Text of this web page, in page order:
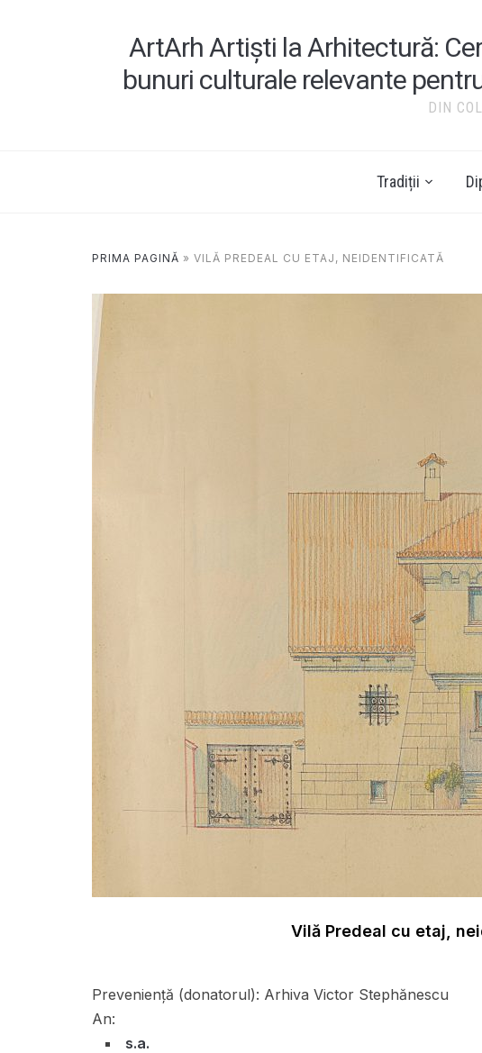
ArtArh Artiști la Arhitectură:
bunuri culturale relevante
DIN
Tradiții
PRIMA PAGINĂ » VILĂ PREDEAL CU ETAJ, NEIDENTIFICATĂ
Vilă Predeal cu etaj,
Preveniență (donatorul): Arhiva Victor Stephănescu
An:
s.a.